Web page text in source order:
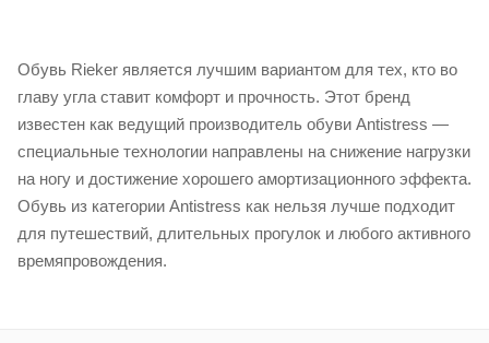
Обувь Rieker является лучшим вариантом для тех, кто во
главу угла ставит комфорт и прочность. Этот бренд
известен как ведущий производитель обуви Antistress —
специальные технологии направлены на снижение нагрузки
на ногу и достижение хорошего амортизационного эффекта.
Обувь из категории Antistress как нельзя лучше подходит
для путешествий, длительных прогулок и любого активного
времяпровождения.